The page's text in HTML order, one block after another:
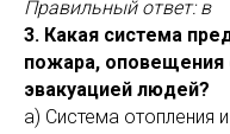
Правильный ответ: в
3. Какая система
пожара, оповещения
эвакуацией людей?
а) Система отопления